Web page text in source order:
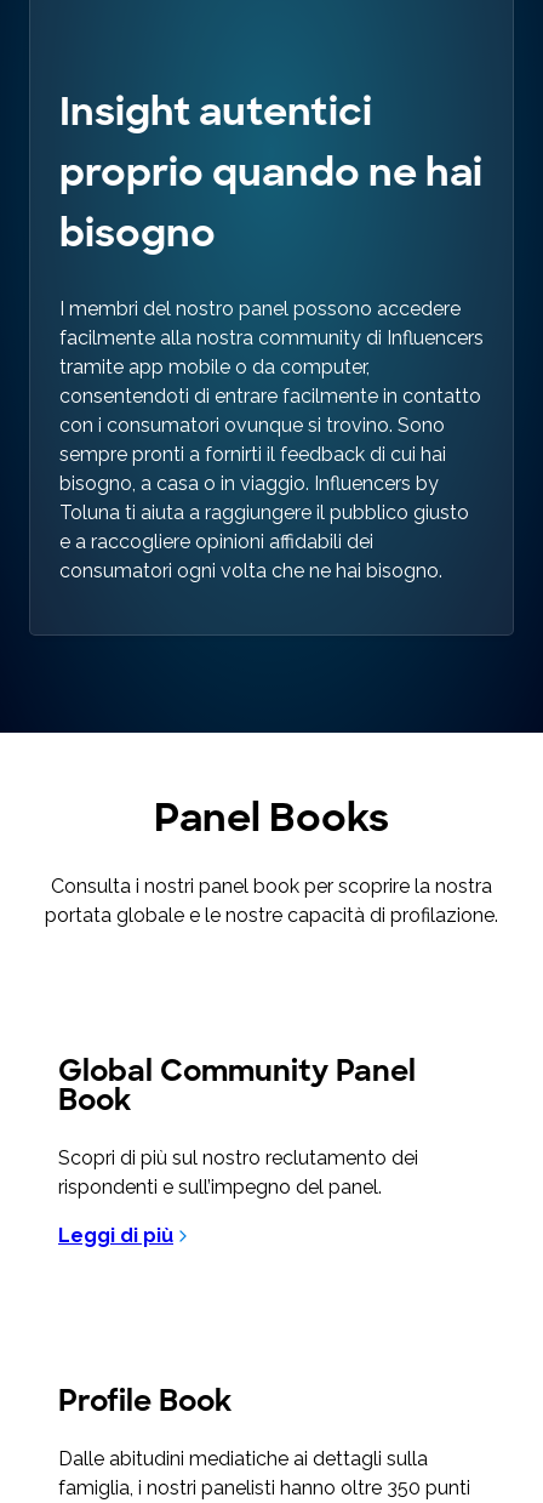
Insight autentici
proprio quando ne hai
bisogno
I membri del nostro panel possono accedere
facilmente alla nostra community di Influencers
tramite app mobile o da computer,
consentendoti di entrare facilmente in contatto
con i consumatori ovunque si trovino. Sono
sempre pronti a fornirti il feedback di cui hai
bisogno, a casa o in viaggio. Influencers by
Toluna ti aiuta a raggiungere il pubblico giusto
e a raccogliere opinioni affidabili dei
consumatori ogni volta che ne hai bisogno.
Panel Books
Consulta i nostri panel book per scoprire la nostra
portata globale e le nostre capacità di profilazione.
Global Community Panel
Book
Scopri di più sul nostro reclutamento dei
rispondenti e sull’impegno del panel.
Leggi di più
Profile Book
Dalle abitudini mediatiche ai dettagli sulla
famiglia, i nostri panelisti hanno oltre 350 punti